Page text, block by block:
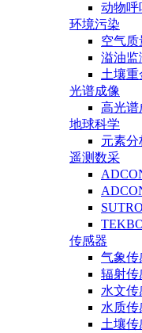
动物呼
环境污染
空气质
溢油监
土壤重
光谱成像
高光谱
地球科学
元素分
遥测数采
传感器
气象传
辐射传
水文传
水质传
土壤传